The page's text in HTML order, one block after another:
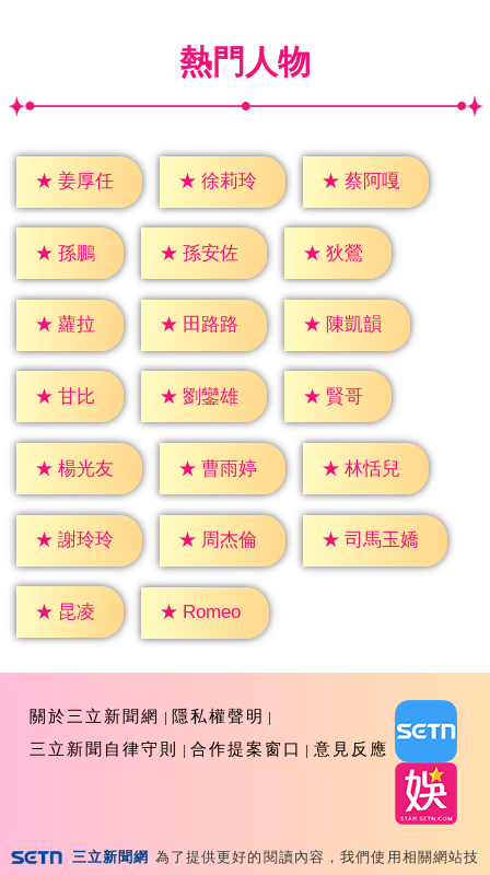
熱門人物
★ 姜厚任 ★ 徐莉玲 ★ 蔡阿嘎
★ 孫鵬 ★ 孫安佐 ★ 狄鶯
★ 蘿拉 ★ 田路路 ★ 陳凱韻
★ 甘比 ★ 劉鑾雄 ★ 賢哥
★ 楊光友 ★ 曹雨婷 ★ 林恬兒
★ 謝玲玲 ★ 周杰倫 ★ 司馬玉嬌
★ 昆凌 ★ Romeo
關於三立新聞網
隱私權聲明
三立新聞自律守則
合作提案窗口 意見反應
三立新聞網 為了提供更好的閱讀內容，我們使用相關網站技